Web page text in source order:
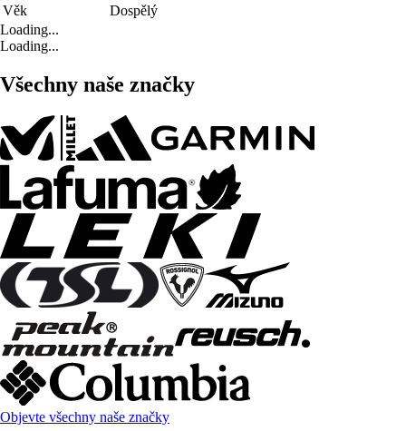
Věk
Dospělý
Loading...
Loading...
Všechny naše značky
Objevte všechny naše značky